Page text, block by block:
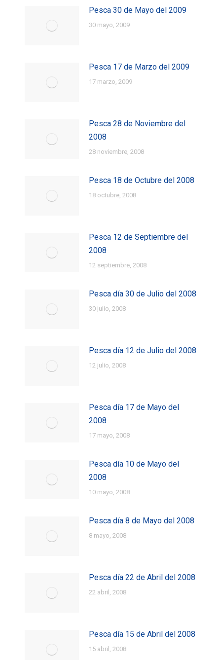
Pesca 30 de Mayo del 2009
30 mayo, 2009
Pesca 17 de Marzo del 2009
17 marzo, 2009
Pesca 28 de Noviembre del
2008
28 noviembre, 2008
Pesca 18 de Octubre del 2008
18 octubre, 2008
Pesca 12 de Septiembre del
2008
12 septiembre, 2008
Pesca día 30 de Julio del 2008
30 julio, 2008
Pesca día 12 de Julio del 2008
12 julio, 2008
Pesca día 17 de Mayo del
2008
17 mayo, 2008
Pesca día 10 de Mayo del
2008
10 mayo, 2008
Pesca día 8 de Mayo del 2008
8 mayo, 2008
Pesca día 22 de Abril del 2008
22 abril, 2008
Pesca día 15 de Abril del 2008
15 abril, 2008